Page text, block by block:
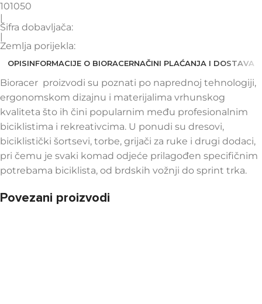
101050
|
Šifra dobavljača:
|
Zemlja porijekla:
OPISINFORMACIJE O BIORACERNAČINI PLAĆANJA I DOSTAVA
Bioracer proizvodi su poznati po naprednoj tehnologiji,
ergonomskom dizajnu i materijalima vrhunskog
kvaliteta što ih čini popularnim među profesionalnim
biciklistima i rekreativcima. U ponudi su dresovi,
biciklistički šortsevi, torbe, grijači za ruke i drugi dodaci,
pri čemu je svaki komad odjeće prilagođen specifičnim
potrebama biciklista, od brdskih vožnji do sprint trka.
Povezani proizvodi